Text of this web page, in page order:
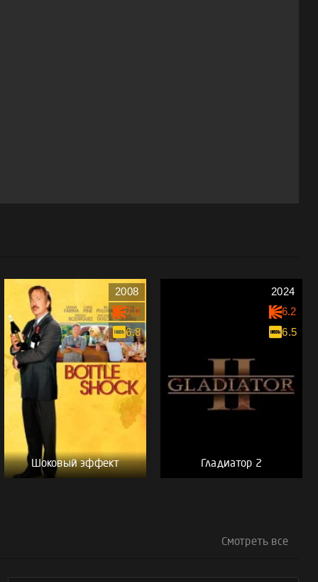
Шоковый эффект
2008
7.0
6.8
Гладиатор 2
2024
6.2
6.5
Смотреть все